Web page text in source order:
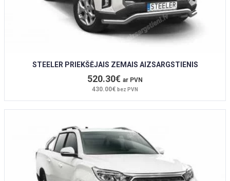
STEELER PRIEKŠĒJAIS ZEMAIS AIZSARGSTIENIS
520.30€ ar PVN
430.00€ bez PVN